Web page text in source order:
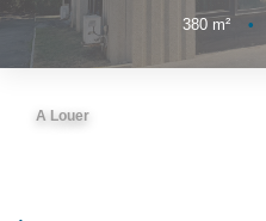
380 m² •
A Louer